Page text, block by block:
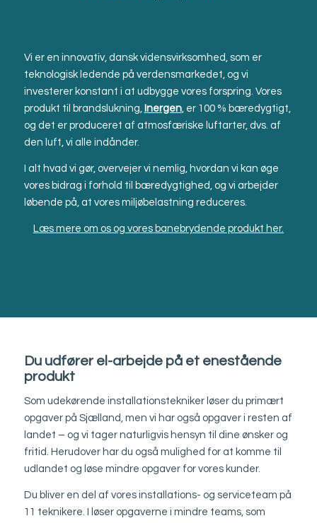
Vi er en innovativ, dansk vidensvirksomhed, som er
teknologisk ledende på verdensmarkedet, og vi
investerer konstant i at udbygge vores forspring. Vores
produkt til brandslukning, Inergen, er 100 % bæredygtigt,
og det er produceret af atmosfæriske luftarter, dvs. af
den luft, vi alle indånder.
I alt hvad vi gør, overvejer vi nemlig, hvordan vi kan øge
vores bidrag i forhold til bæredygtighed, og vi arbejder
løbende på, at vores miljøbelastning reduceres.
Læs mere om os og vores banebrydende produkt her.
Du udfører el-arbejde på et enestående
produkt
Som udekørende installationstekniker løser du primært
opgaver på Sjælland, men vi har også opgaver i resten af
landet – og vi tager naturligvis hensyn til dine ønsker og
fritid. Herudover har du også mulighed for at komme til
udlandet og løse mindre opgaver for vores kunder.
Du bliver en del af vores installations- og serviceteam på
11 teknikere. I løser opgaverne i mindre teams, som